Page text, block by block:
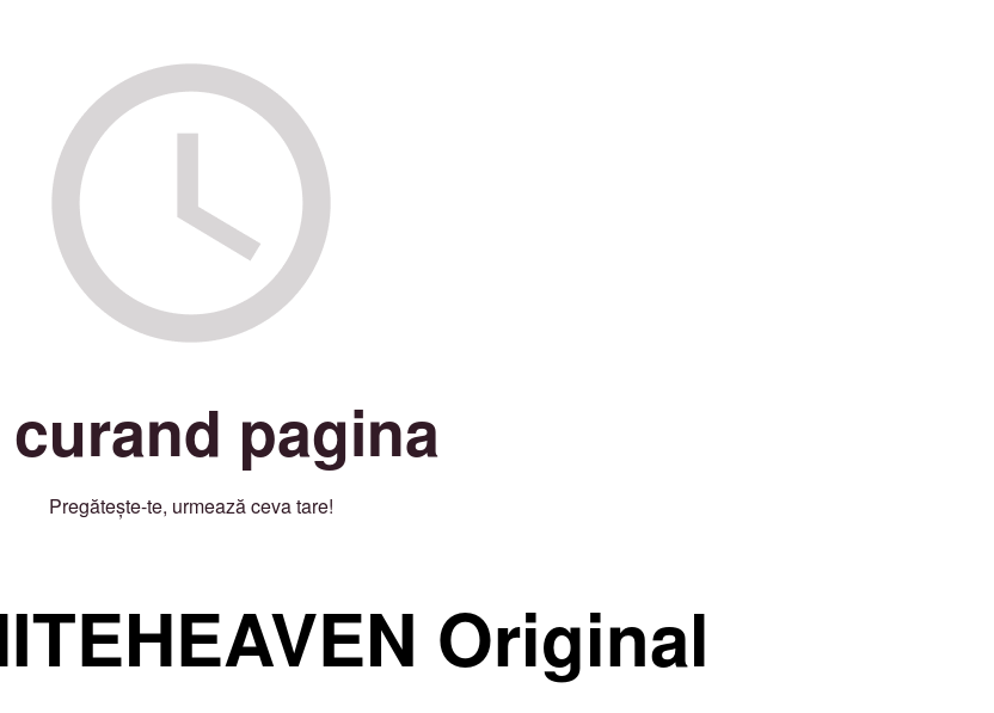
curand pagina
Pregătește-te, urmează ceva tare!
Original